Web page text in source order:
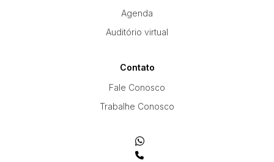
Agenda
Auditório virtual
Contato
Fale Conosco
Trabalhe Conosco